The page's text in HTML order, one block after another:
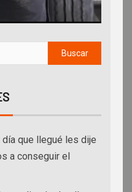
día que llegué les dije
a conseguir el